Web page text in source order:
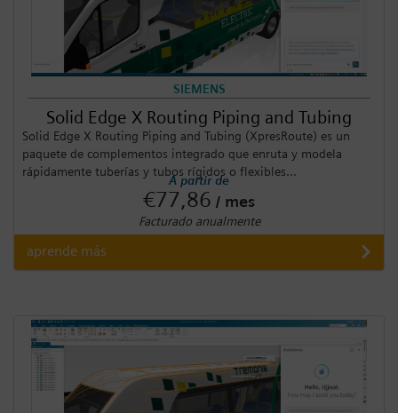
SIEMENS
Solid Edge X Routing Piping and Tubing
Solid Edge X Routing Piping and Tubing (XpresRoute) es un
paquete de complementos integrado que enruta y modela
rápidamente tuberías y tubos rígidos o flexibles...
A partir de
€77,86 / mes
Facturado anualmente
aprende más